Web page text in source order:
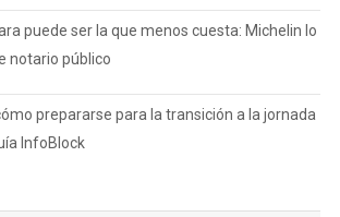
puede ser la que menos cuesta: Michelin lo
notario público
prepararse para la transición a la jornada
InfoBlock